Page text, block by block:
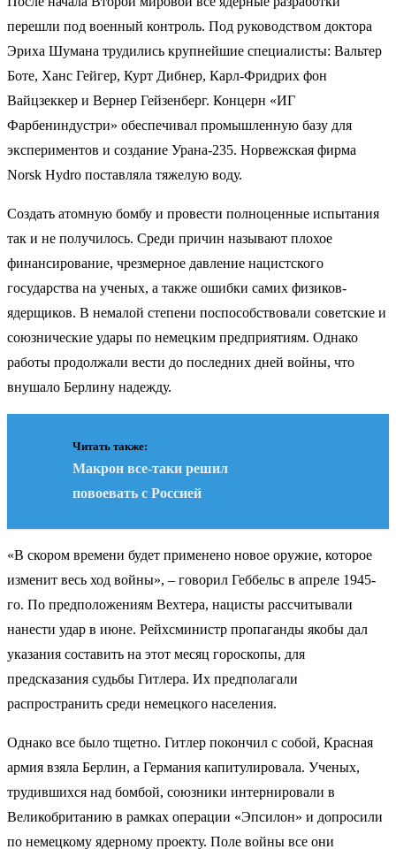
перешли под военный контроль. Под руководством доктора
Эриха Шумана трудились крупнейшие специалисты: Вальтер
Боте, Ханс Гейгер, Курт Дибнер, Карл-Фридрих фон
Вайцзеккер и Вернер Гейзенберг. Концерн «ИГ
Фарбениндустри» обеспечивал промышленную базу для
экспериментов и создание Урана-235. Норвежская фирма
Norsk Hydro поставляла тяжелую воду.
Создать атомную бомбу и провести полноценные испытания
так и не получилось. Среди причин называют плохое
финансирование, чрезмерное давление нацистского
государства на ученых, а также ошибки самих физиков-
ядерщиков. В немалой степени поспособствовали советские и
союзнические удары по немецким предприятиям. Однако
работы продолжали вести до последних дней войны, что
внушало Берлину надежду.
Читать также:
Макрон все-таки решил
повоевать с Россией
«В скором времени будет применено новое оружие, которое
изменит весь ход войны», – говорил Геббельс в апреле 1945-
го. По предположениям Вехтера, нацисты рассчитывали
нанести удар в июне. Рейхсминистр пропаганды якобы дал
указания составить на этот месяц гороскопы, для
предсказания судьбы Гитлера. Их предполагали
распространить среди немецкого населения.
Однако все было тщетно. Гитлер покончил с собой, Красная
армия взяла Берлин, а Германия капитулировала. Ученых,
трудившихся над бомбой, союзники интернировали в
Великобританию в рамках операции «Эпсилон» и допросили
по немецкому ядерному проекту. Поле войны все они